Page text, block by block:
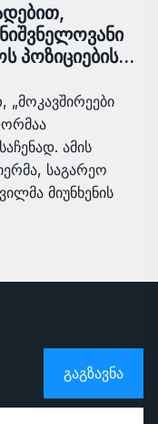
პოზიციების…
„მოკავშირეები
ამის
საგარეო
მიუნხენის
ᲒᲐᲒᲖᲐᲕᲜᲐ